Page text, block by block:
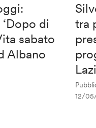
di
sabato
Albano
tra
12/